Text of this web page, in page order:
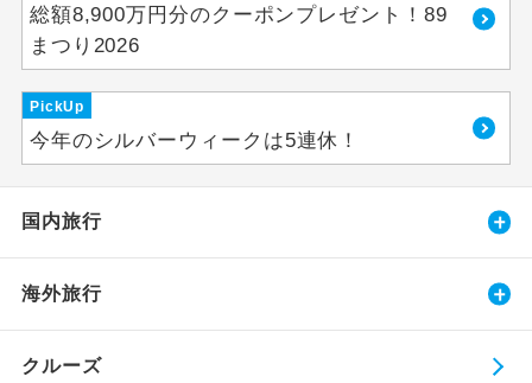
総額8,900万円分のクーポンプレゼント！89
まつり2026
PickUp
今年のシルバーウィークは5連休！
国内旅行
海外旅行
クルーズ